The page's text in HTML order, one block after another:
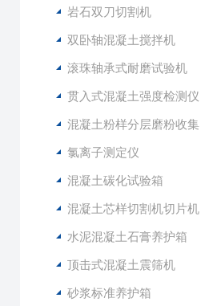
岩石双刀切割机
双卧轴混凝土搅拌机
滚珠轴承式耐磨试验机
贯入式混凝土强度检测仪
混凝土粉样分层磨粉收集
氯离子测定仪
混凝土碳化试验箱
混凝土芯样切割机切片机
水泥混凝土石膏养护箱
顶击式混凝土震筛机
砂浆标准养护箱